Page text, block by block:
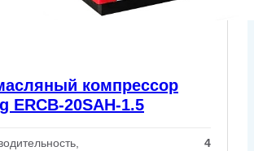
компрессор
ERCB-20SAH-1.5
4